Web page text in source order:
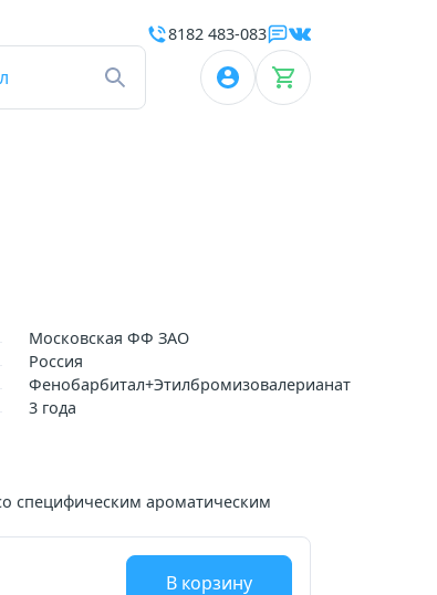
8182 483-083
Московская ФФ ЗАО
Россия
Фенобарбитал+Этилбромизовалерианат
3 года
специфическим ароматическим
В корзину